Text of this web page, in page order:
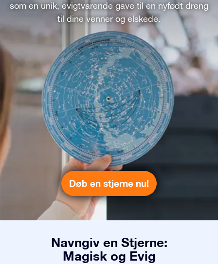
som en unik, evigtvarende gave til en nyfødt dreng
til dine venner og elskede.
Døb en stjerne nu!
Navngiv en Stjerne:
Magisk og Evig